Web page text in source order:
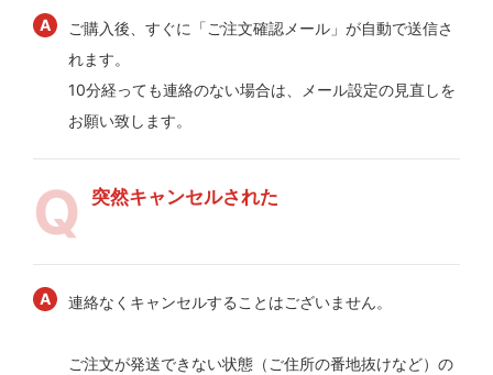
ご購入後、すぐに「ご注文確認メール」が自動で送信さ
れます。
10分経っても連絡のない場合は、メール設定の見直しを
お願い致します。
突然キャンセルされた
連絡なくキャンセルすることはございません。
ご注文が発送できない状態（ご住所の番地抜けなど）の